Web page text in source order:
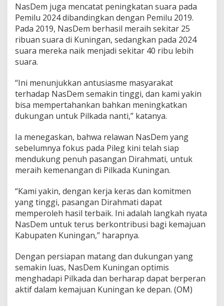
NasDem juga mencatat peningkatan suara pada
Pemilu 2024 dibandingkan dengan Pemilu 2019.
Pada 2019, NasDem berhasil meraih sekitar 25
ribuan suara di Kuningan, sedangkan pada 2024
suara mereka naik menjadi sekitar 40 ribu lebih
suara.
“Ini menunjukkan antusiasme masyarakat
terhadap NasDem semakin tinggi, dan kami yakin
bisa mempertahankan bahkan meningkatkan
dukungan untuk Pilkada nanti,” katanya.
Ia menegaskan, bahwa relawan NasDem yang
sebelumnya fokus pada Pileg kini telah siap
mendukung penuh pasangan Dirahmati, untuk
meraih kemenangan di Pilkada Kuningan.
“Kami yakin, dengan kerja keras dan komitmen
yang tinggi, pasangan Dirahmati dapat
memperoleh hasil terbaik. Ini adalah langkah nyata
NasDem untuk terus berkontribusi bagi kemajuan
Kabupaten Kuningan,” harapnya.
Dengan persiapan matang dan dukungan yang
semakin luas, NasDem Kuningan optimis
menghadapi Pilkada dan berharap dapat berperan
aktif dalam kemajuan Kuningan ke depan. (OM)